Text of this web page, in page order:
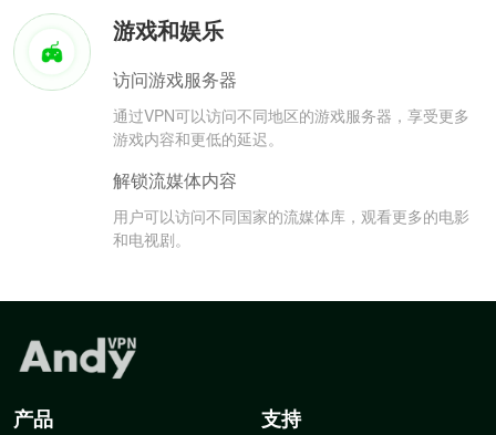
游戏和娱乐
访问游戏服务器
通过VPN可以访问不同地区的游戏服务器，享受更多
游戏内容和更低的延迟。
解锁流媒体内容
用户可以访问不同国家的流媒体库，观看更多的电影
和电视剧。
产品 支持